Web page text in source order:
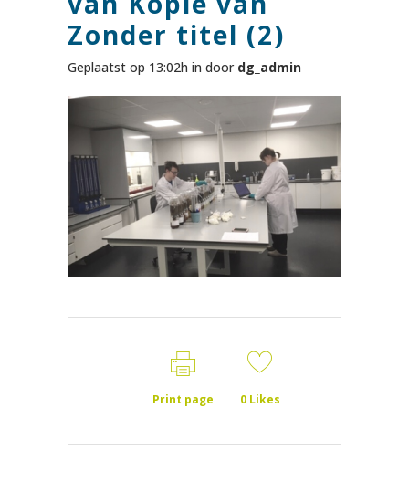
Zonder titel (2)
Geplaatst op 13:02h in door dg_admin
Print page 0Likes